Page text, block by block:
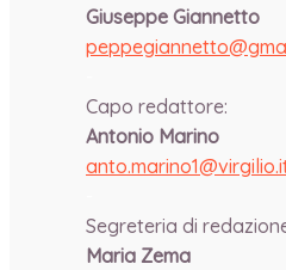
Giuseppe Giannetto
Capo redattore:
Antonio Marino
Segreteria di
Maria Zema